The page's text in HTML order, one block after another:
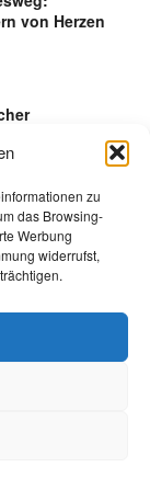
zu
das Browsing-
Werbung
widerrufst,
von Herzen